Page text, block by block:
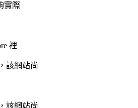
實際
裡